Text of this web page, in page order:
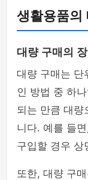
생활용품의
대량 구매의 장
대량 구매는 단
인 방법 중 하
되는 만큼 대량
니다. 예를 들
구입할 경우 상
또한, 대량 구